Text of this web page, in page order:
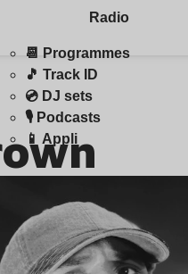
Radio
📆 Programmes
🎵 Track ID
💿 DJ sets
🎙️ Podcasts
📱 Appli